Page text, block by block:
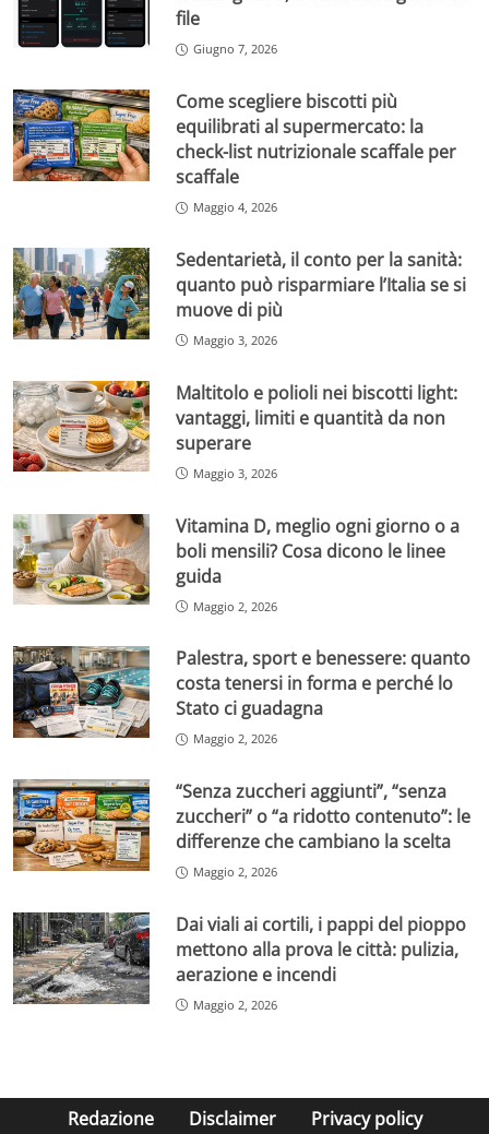
file
Giugno 7, 2026
Come scegliere biscotti più
equilibrati al supermercato: la
check-list nutrizionale scaffale per
scaffale
Maggio 4, 2026
Sedentarietà, il conto per la sanità:
quanto può risparmiare l’Italia se si
muove di più
Maggio 3, 2026
Maltitolo e polioli nei biscotti light:
vantaggi, limiti e quantità da non
superare
Maggio 3, 2026
Vitamina D, meglio ogni giorno o a
boli mensili? Cosa dicono le linee
guida
Maggio 2, 2026
Palestra, sport e benessere: quanto
costa tenersi in forma e perché lo
Stato ci guadagna
Maggio 2, 2026
“Senza zuccheri aggiunti”, “senza
zuccheri” o “a ridotto contenuto”: le
differenze che cambiano la scelta
Maggio 2, 2026
Dai viali ai cortili, i pappi del pioppo
mettono alla prova le città: pulizia,
aerazione e incendi
Maggio 2, 2026
Redazione Disclaimer Privacy policy